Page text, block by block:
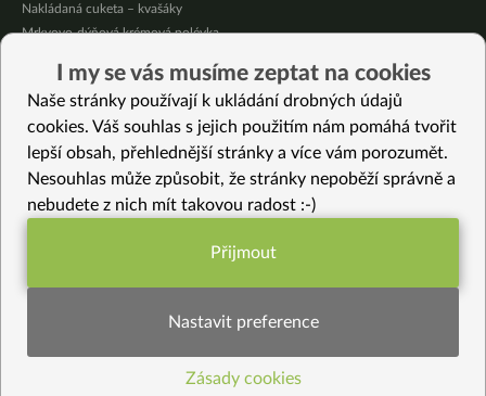
Nakládaná cuketa – kvašáky
Mrkvovo-dýňová krémová polévka
Osvěžující čaj s citronovými bylinkami
Nepečený jablečný dort s rybízem
Vybrané recepty
Zeleninová čína z tempehu
Špenát z řepových listů
Karobová pěna s kokosem bez cukru a bez vajec
Svatomartinské “Huso”-knedlo-zelo
I my se vás musíme zeptat na cookies
Naše stránky používají k ukládání drobných údajů
cookies. Váš souhlas s jejich použitím nám pomáhá tvořit
lepší obsah, přehlednější stránky a více vám porozumět.
Nesouhlas může způsobit, že stránky nepoběží správně a
nebudete z nich mít takovou radost :-)
Funkční nastavení potřebujeme (vždy
Statistiky pro lepší obsah
Přijmout
Nastavit preference
Zásady cookies